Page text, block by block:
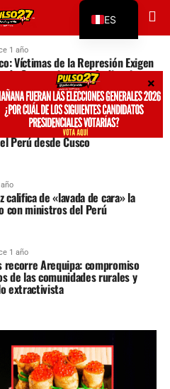
1 año
Víctimas de la Represión Exigen
de Congresistas en Audiencia
año
lanza precandidatura presidencial
Perú desde Cusco
califica de «lavada de cara» la
con ministros del Perú
1 año
recorre Arequipa: compromiso
de las comunidades rurales y
extractivista
ES
EN